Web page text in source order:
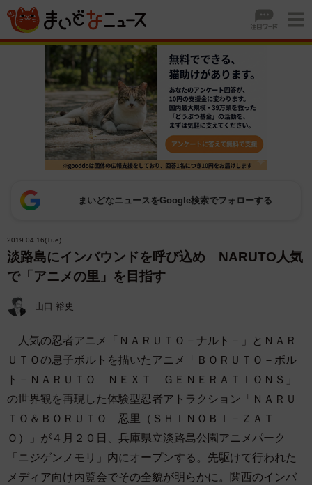
まいどなニュースをGoogle検索でフォローする
2019.04.16(Tue)
淡路島にインバウンドを呼び込め NARUTO人気
で「アニメの里」を目指す
山口 裕史
人気の忍者アニメ「ＮＡＲＵＴＯ－ナルト－」とＮＡＲ
ＵＴＯの息子ボルトを描いたアニメ「ＢＯＲＵＴＯ－ボル
ト－ＮＡＲＵＴＯ ＮＥＸＴ ＧＥＮＥＲＡＴＩＯＮＳ」
の世界観を再現した体験型忍者アトラクション「ＮＡＲＵ
ＴＯ＆ＢＯＲＵＴＯ 忍里（ＳＨＩＮＯＢＩ－ＺＡＴ
Ｏ）」が４月２０日、兵庫県立淡路島公園アニメパーク
「ニジゲンノモリ」内にオープンする。先駆けて行われた
メディア向け内覧会でその全貌が明らかに。関西のインバ